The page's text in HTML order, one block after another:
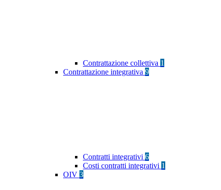
Contrattazione collettiva 1
Contrattazione integrativa 9
Contratti integrativi 6
Costi contratti integrativi 1
OIV 3